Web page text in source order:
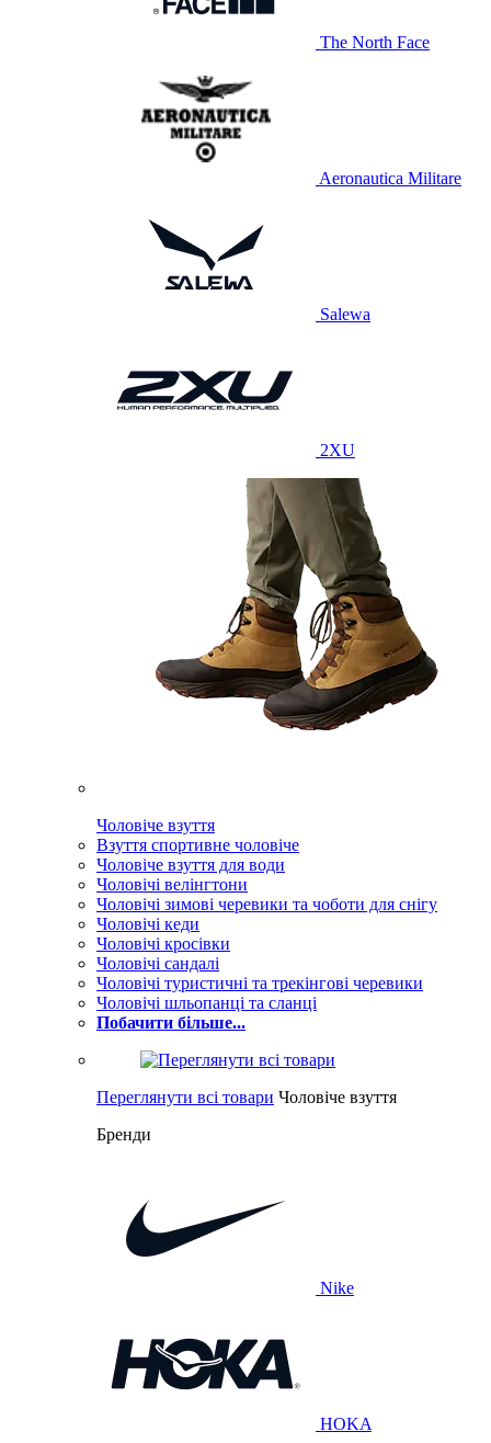
The North Face
Aeronautica Militare
Salewa
2XU
Чоловіче взуття
Взуття спортивне чоловіче
Чоловіче взуття для води
Чоловічі велінгтони
Чоловічі зимові черевики та чоботи для снігу
Чоловічі кеди
Чоловічі кросівки
Чоловічі сандалі
Чоловічі туристичні та трекінгові черевики
Чоловічі шльопанці та сланці
Побачити більше...
Переглянути всі товари Чоловіче взуття
Бренди
Nike
HOKA